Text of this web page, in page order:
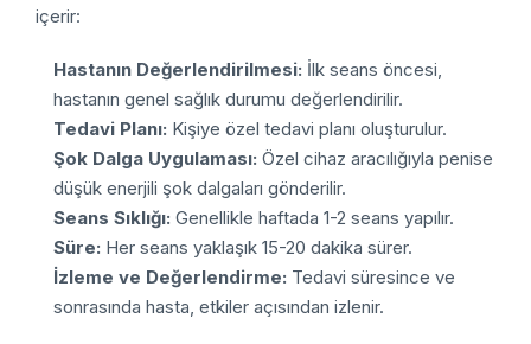
içerir:
Hastanın Değerlendirilmesi: İlk seans öncesi,
hastanın genel sağlık durumu değerlendirilir.
Tedavi Planı: Kişiye özel tedavi planı oluşturulur.
Şok Dalga Uygulaması: Özel cihaz aracılığıyla penise
düşük enerjili şok dalgaları gönderilir.
Seans Sıklığı: Genellikle haftada 1-2 seans yapılır.
Süre: Her seans yaklaşık 15-20 dakika sürer.
İzleme ve Değerlendirme: Tedavi süresince ve
sonrasında hasta, etkiler açısından izlenir.